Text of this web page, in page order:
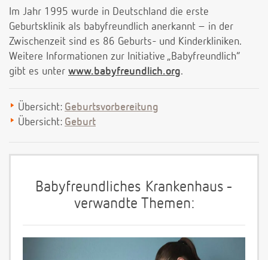
Im Jahr 1995 wurde in Deutschland die erste
Geburtsklinik als babyfreundlich anerkannt – in der
Zwischenzeit sind es 86 Geburts- und Kinderkliniken.
Weitere Informationen zur Initiative „Babyfreundlich“
gibt es unter www.babyfreundlich.org.
Übersicht: Geburtsvorbereitung
Übersicht: Geburt
Babyfreundliches Krankenhaus -
verwandte Themen: